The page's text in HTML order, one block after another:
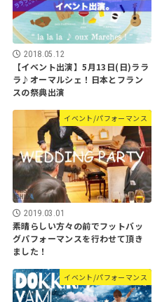
2018.05.12
【イベント出演】5月13日(日)ララ
ラ♪オーマルシェ！日本とフラン
スの祭典出演
イベント/パフォーマンス
2019.03.01
素晴らしい方々の前でフットバッ
グパフォーマンスを行わせて頂き
ました！
イベント/パフォーマンス